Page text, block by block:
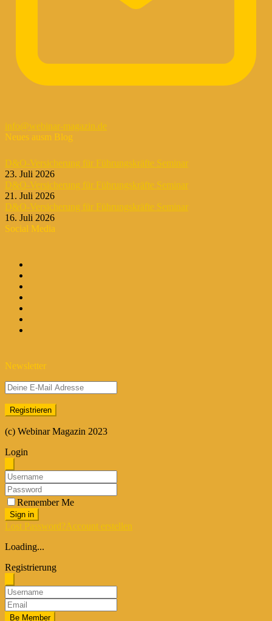
info@webinar-magazin.de
Neues ausm Blog
D&O-Versicherung für Führungskräfte Seminar
23. Juli 2026
D&O-Versicherung für Führungskräfte Seminar
21. Juli 2026
D&O-Versicherung für Führungskräfte Seminar
16. Juli 2026
Social Media
Newsletter
(c) Webinar Magazin 2023
Login
Remember Me
Sign in
Lost Password?Account erstellen
Loading...
Registrierung
Be Member